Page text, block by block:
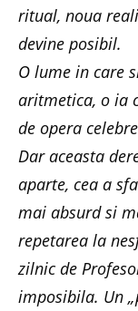
ritual, noua
devine posibil.
O lume in care
aritmetica, o ia
de opera
Dar aceasta
aparte, cea a
mai absurd si
repetarea la
zilnic de
imposibila. Un